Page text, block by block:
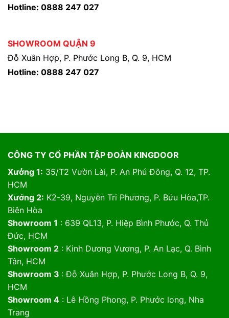
Hotline: 0888 247 027
SHOWROOM QUẬN 9
Đỗ Xuân Hợp, P. Phước Long B, Q. 9, HCM
Hotline: 0888 247 027
CÔNG TY CỔ PHẦN TẬP ĐOÀN KINGDOOR
Xưởng 1: 35/T2 Vườn Lài, P. An Phú Đông, Q. 12, TP.
HCM
Xưởng 2: K2-39, Nguyễn Tri Phương, P. Bửu Hòa,TP.
Biên Hòa
Showroom 1 : 639 QL13, P. Hiệp Bình Phước, Q. Thủ
Đức, HCM
Showroom 2: Kinh Dương Vương, P. An Lạc, Q. Bình
Tân, HCM
Showroom 3 : Đỗ Xuân Hợp, P. Phước Long B, Q. 9,
HCM
Showroom 4: Lê Hồng Phong, P. Phước long, Nha
Trang